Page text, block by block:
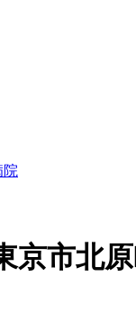
院
京市北